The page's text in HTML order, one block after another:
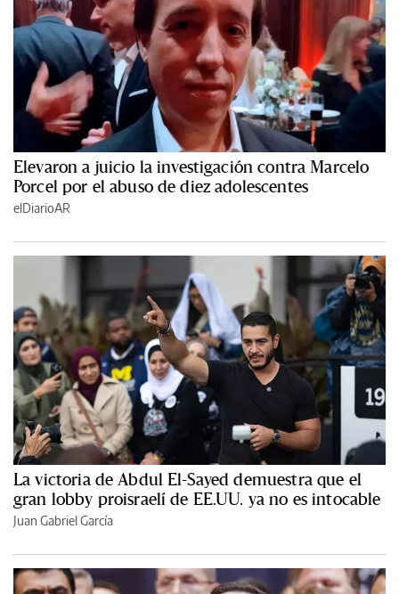
Elevaron a juicio la investigación contra Marcelo
Porcel por el abuso de diez adolescentes
elDiarioAR
La victoria de Abdul El-Sayed demuestra que el
gran lobby proisraelí de EE.UU. ya no es intocable
Juan Gabriel García